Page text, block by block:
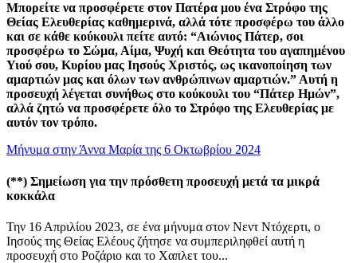
Μπορείτε να προσφέρετε στον Πατέρα μου ένα Στρόφο της
Θείας Ελευθερίας καθημερινά, αλλά τότε προσφέρω του άλλο
και σε κάθε κούκουλι πείτε αυτό: “Αιώνιος Πάτερ, σοι
προσφέρω το Σώμα, Αίμα, Ψυχή και Θεότητα του αγαπημένου
Υιού σου, Κυρίου μας Ιησούς Χριστός, ως ικανοποίηση των
αμαρτιών μας και όλων των ανθρώπινων αμαρτιών.” Αυτή η
προσευχή λέγεται συνήθως στο κούκουλι του “Πάτερ Ημών”,
αλλά ζητώ να προσφέρετε όλο το Στρόφο της Ελευθερίας με
αυτόν τον τρόπο.
Μήνυμα στην Άννα Μαρία της 6 Οκτωβρίου 2024
(**) Σημείωση για την πρόσθετη προσευχή μετά τα μικρά
κοκκάλα
Την 16 Απριλίου 2023, σε ένα μήνυμα στον Νεντ Ντόχερτι, ο
Ιησούς της Θείας Ελέους ζήτησε να συμπεριληφθεί αυτή η
προσευχή στο Ροζάριο και το Χαπλετ του...